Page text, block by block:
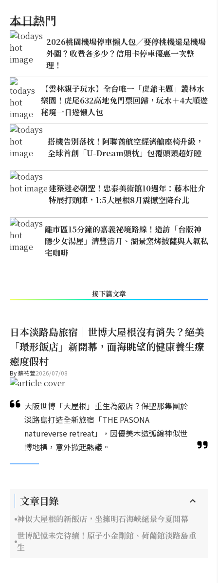
本日熱門
2026桃園機場停車懶人包／要停桃機還是機場
外圍？收費各多少？信用卡停車優惠一次整
理！
【雲林親子玩水】全台唯一「虎爺主題」叢林水
樂園！虎尾632高地免門票回歸，玩水＋4大順遊
秘境一日遊懶人包
搭機告別落枕！阿聯酋航空經濟艙座椅升級，
全球首創「U-Dream頭枕」包覆頭頸超好睡
建築迷必朝聖！忠泰美術館10週年：藤本壯介
特展打頭陣，1:5大屋根8月震撼空降台北
離市區15分鐘的嘉義祕境路線！造訪「台版神
隱少女湯屋」清豐濤月、湖景窯烤披薩與人氣私
宅咖啡
接下篇文章
日本淡路島旅宿｜世博大屋根沒有消失？絕美
「環形飯店」新開幕，面海眺望的健康養生療
癒度假村
By蘇祐萱2026/07/08
大阪世博「大屋根」重生為飯店？保聖那集團於
淡路島打造全新旅宿「THE PASONA
natureverse retreat」，因優美木造弧線神似世
博地標，意外掀起熱議。
文章目錄
神似大屋根的新飯店，坐擁明石海峽絕景今夏開幕
世博記憶未完待續！原子小金剛館、荷蘭館淡路島重
生